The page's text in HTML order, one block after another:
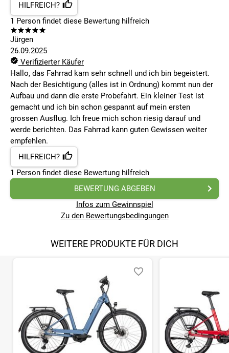
HILFREICH?
1 Person findet diese Bewertung hilfreich
Jürgen
26.09.2025
Verifizierter Käufer
Hallo, das Fahrrad kam sehr schnell und ich bin begeistert.
Nach der Besichtigung (alles ist in Ordnung) kommt nun der
Aufbau und dann die erste Probefahrt. Ein kleiner Test ist
gemacht und ich bin schon gespannt auf mein ersten
grossen Ausflug. Ich freue mich schon riesig darauf und
werde berichten. Das Fahrrad kann guten Gewissen weiter
empfehlen.
HILFREICH?
1 Person findet diese Bewertung hilfreich
BEWERTUNG ABGEBEN
Infos zum Gewinnspiel
Zu den Bewertungsbedingungen
WEITERE PRODUKTE FÜR DICH